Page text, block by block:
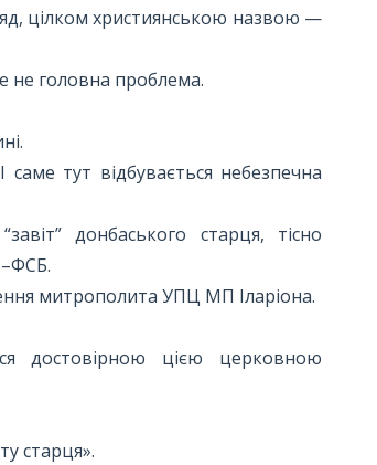
цілком християнською назвою —
не головна проблема.
тут відбувається небезпечна
донбаського старця, тісно
митрополита УПЦ МП Іларіона.
достовірною цією церковною
старця».